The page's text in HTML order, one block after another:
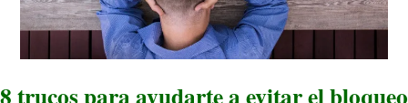
8 trucos para ayudarte a evitar el bloqueo